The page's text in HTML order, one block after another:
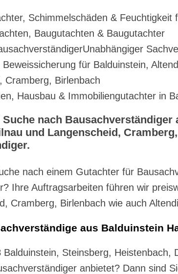
Schimmelschäden &
Baugutachten & Baugutachter
für Balduinstein,
Cramberg, Birlenbach
Hausbau & Immobiliengutachter in
nach
und Langenscheid,
nach einem Gutachter für
Ihre Auftragsarbeiten führen wir
Cramberg, Birlenbach wie auch
aus Balduinstein
Balduinstein, Steinsberg,
anbietet? Dann sind